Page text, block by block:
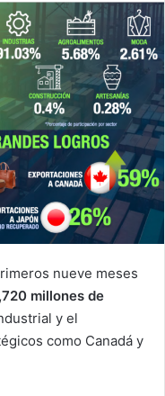
nueve meses
millones de
y el
como Canadá y